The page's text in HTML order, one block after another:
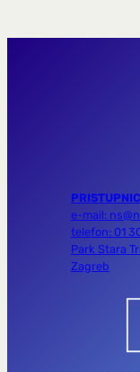
e-mail:
telefon: 01
Park Stara
Zagreb